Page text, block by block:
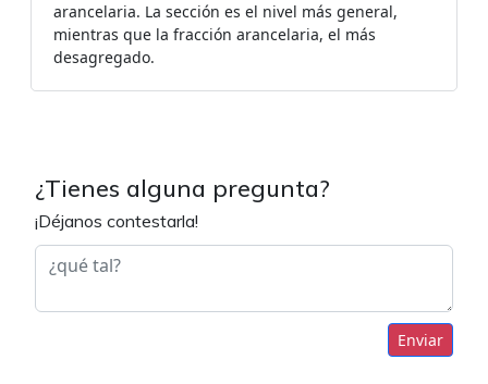
arancelaria. La sección es el nivel más general,
mientras que la fracción arancelaria, el más
desagregado.
¿Tienes alguna pregunta?
¡Déjanos contestarla!
Enviar